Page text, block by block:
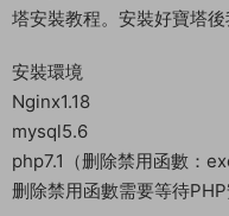
測試IP：192.168.2.166 （
首先進入我們官網：
載好服務端，我這裏已事先
然後進入常用工具分類下
務器。